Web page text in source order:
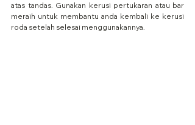
atas tandas. Gunakan kerusi pertukaran atau bar
meraih untuk membantu anda kembali ke kerusi
roda setelah selesai menggunakannya.